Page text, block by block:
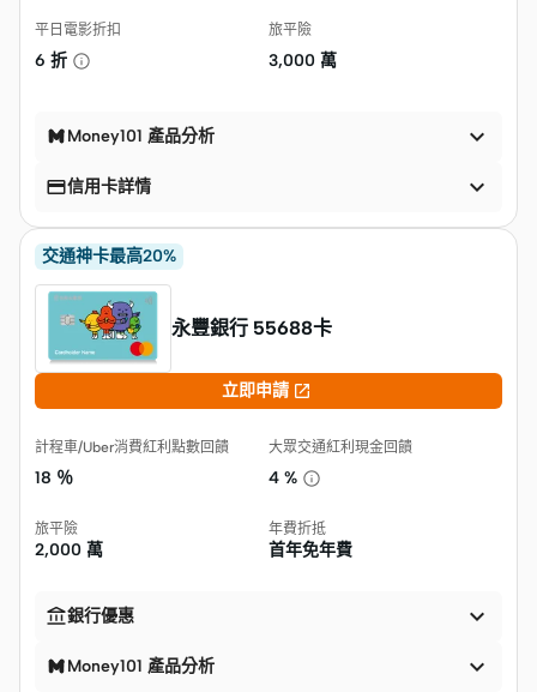
平日電影折扣
6 折
旅平險
3,000 萬
Money101 產品分析 
信用卡詳情 
交通神卡最高20%
永豐銀行 55688卡
立即申請 
計程車/Uber消費紅利點數回饋
18 ％
大眾交通紅利現金回饋
4 %
旅平險
2,000 萬
年費折抵
首年免年費
銀行優惠 
Money101 產品分析 